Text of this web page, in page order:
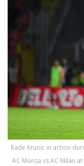
Rade Krunic in action
AC Monza vs AC Milan